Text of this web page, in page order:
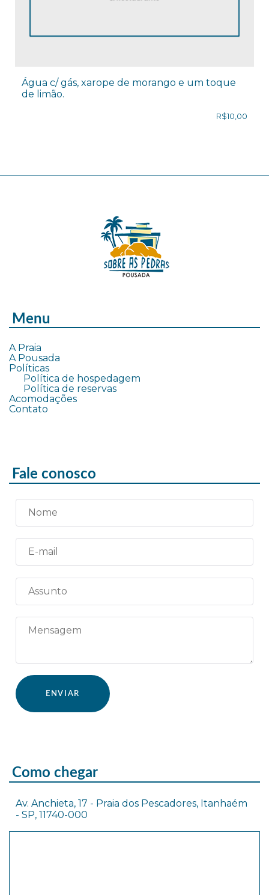
Água c/ gás, xarope de morango e um toque
de limão.
R$10,00
Menu
A Praia
A Pousada
Políticas
Política de hospedagem
Política de reservas
Acomodações
Contato
Fale conosco
Como chegar
Av. Anchieta, 17 - Praia dos Pescadores, Itanhaém
- SP, 11740-000